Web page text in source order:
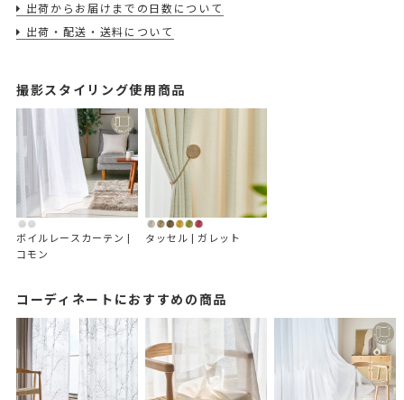
出荷からお届けまでの日数について
出荷・配送・送料について
撮影スタイリング使用商品
ボイルレースカーテン |
コモン
タッセル | ガレット
コーディネートにおすすめの商品